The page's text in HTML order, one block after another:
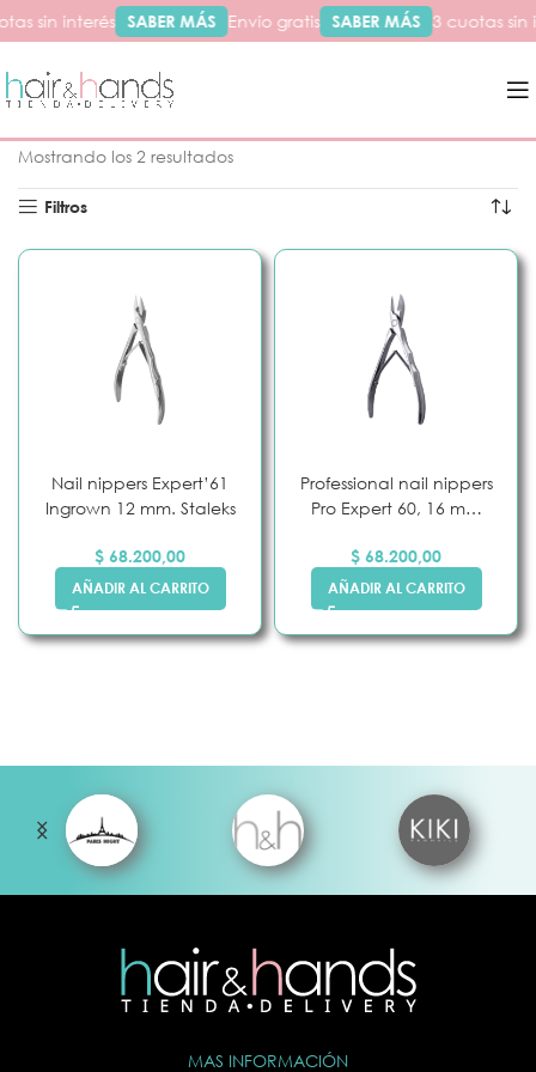
sin interés SABER MÁS Envío gratis SABER MÁS 3 cuotas sin
Mostrando los 2 resultados
Filtros
Nail nippers Expert’61
Ingrown 12 mm. Staleks
$ 68.200,00
AÑADIR AL CARRITO
Professional nail nippers
Pro Expert 60, 16 mm
$ 68.200,00
AÑADIR AL CARRITO
MAS INFORMACIÓN